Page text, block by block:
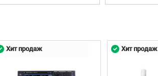
Хит продаж Хит продаж